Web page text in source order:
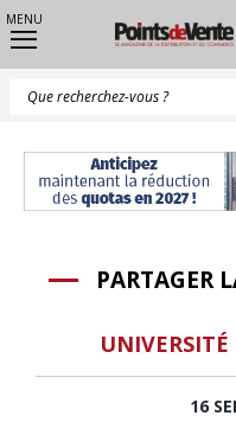
MENU
PARTAGER
UNIVERSITÉ
16